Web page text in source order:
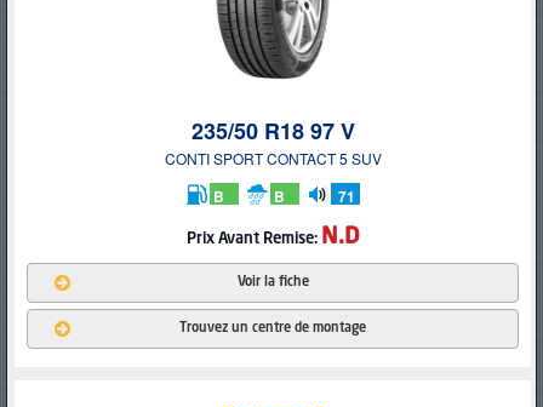
235/50 R18 97 V
CONTI SPORT CONTACT 5 SUV
B B
71
db
Prix Avant Remise: N.D
Voir la fiche
Trouvez un centre de montage